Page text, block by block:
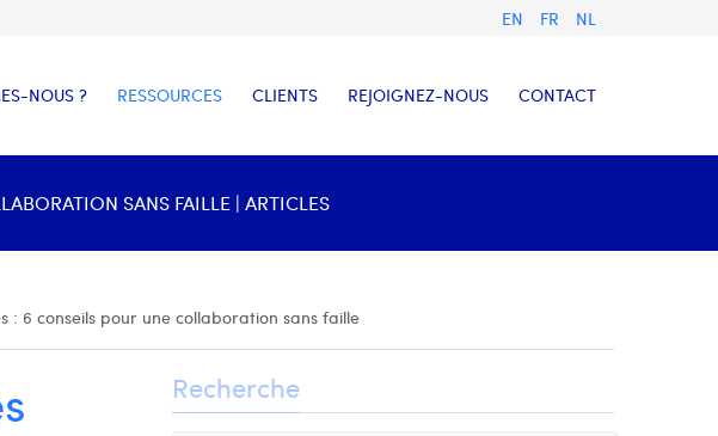
EN FR NL
NOUS ? RESSOURCES CLIENTS REJOIGNEZ-NOUS CONTACT
SANS FAILLE | ARTICLES
6 conseils pour une collaboration sans faille
Recherche